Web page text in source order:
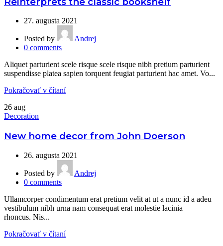
27. augusta 2021
Posted by
Andrej
0 comments
Aliquet parturient scele risque scele risque nibh pretium parturient
suspendisse platea sapien torquent feugiat parturient hac amet. Vo...
Pokračovať v čítaní
26 aug
Decoration
New home decor from John Doerson
26. augusta 2021
Posted by
Andrej
0 comments
Ullamcorper condimentum erat pretium velit at ut a nunc id a adeu
vestibulum nibh urna nam consequat erat molestie lacinia
rhoncus. Nis...
Pokračovať v čítaní